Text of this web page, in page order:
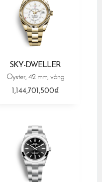
SKY-DWELLER
Oyster, 42 mm, vàng
1,144,701,500₫